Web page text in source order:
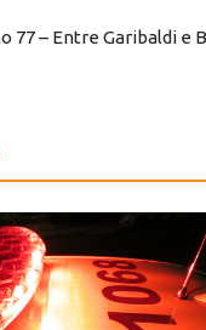
77 – Entre Garibaldi